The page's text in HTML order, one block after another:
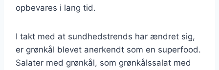
opbevares i lang tid.
I takt med at sundhedstrends har ændret sig,
er grønkål blevet anerkendt som en superfood.
Salater med grønkål, som grønkålssalat med